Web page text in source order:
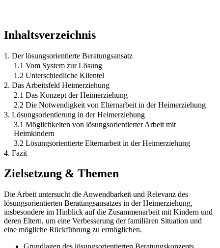
Inhaltsverzeichnis
1. Der lösungsorientierte Beratungsansatz
1.1 Vom System zur Lösung
1.2 Unterschiedliche Klientel
2. Das Arbeitsfeld Heimerziehung
2.1 Das Konzept der Heimerziehung
2.2 Die Notwendigkeit von Elternarbeit in der Heimerziehung
3. Lösungsorientierung in der Heimerziehung
3.1 Möglichkeiten von lösungsorientierter Arbeit mit
Heimkindern
3.2 Lösungsorientierte Elternarbeit in der Heimerziehung
4. Fazit
Zielsetzung & Themen
Die Arbeit untersucht die Anwendbarkeit und Relevanz des
lösungsorientierten Beratungsansatzes in der Heimerziehung,
insbesondere im Hinblick auf die Zusammenarbeit mit Kindern und
deren Eltern, um eine Verbesserung der familiären Situation und
eine mögliche Rückführung zu ermöglichen.